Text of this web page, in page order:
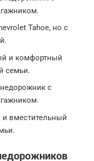
Tahoe, но с
и комфортный
семьи.
с
вместительный